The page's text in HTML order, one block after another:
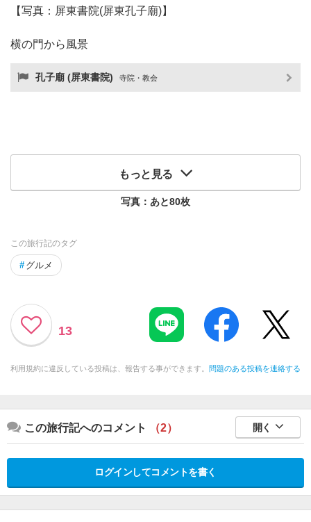
【写真：屏東書院(屏東孔子廟)】
横の門から風景
孔子廟 (屏東書院) 寺院・教会
もっと見る
写真：あと80枚
この旅行記のタグ
# グルメ
13
利用規約に違反している投稿は、報告する事ができます。 問題のある投稿を連絡する
この旅行記へのコメント （2） 開く
ログインしてコメントを書く